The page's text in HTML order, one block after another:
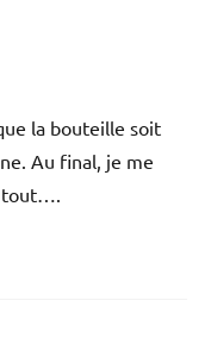
la bouteille soit
Au final, je me